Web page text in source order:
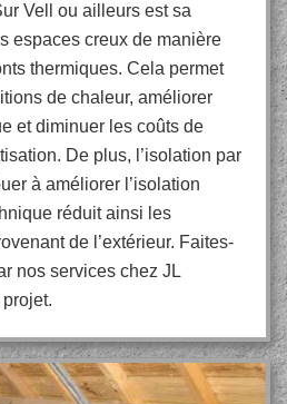
Vell ou ailleurs est sa
espaces creux de manière
thermiques. Cela permet
de chaleur, améliorer
et diminuer les coûts de
De plus, l’isolation par
à améliorer l’isolation
réduit ainsi les
de l’extérieur. Faites-
nos services chez JL